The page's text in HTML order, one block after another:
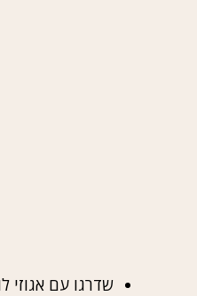
שדרגו עם אגוזי